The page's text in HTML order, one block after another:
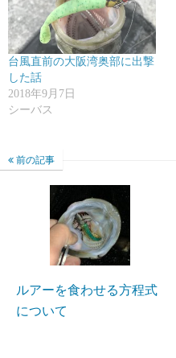
台風直前の大阪湾奥部に出撃
した話
2018年9月7日
シーバス
前の記事
ルアーを食わせる方程式
について